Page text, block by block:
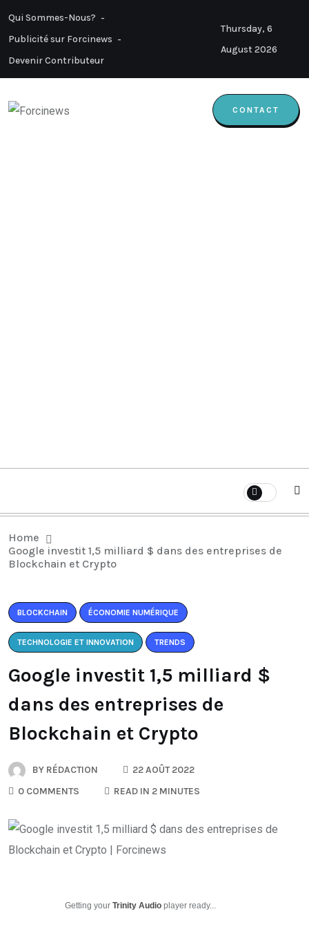
Qui Sommes-Nous?
Publicité sur Forcinews
Devenir Contributeur
Thursday, 6
August 2026
CONTACT
Home
Google investit 1,5 milliard $ dans des entreprises de
Blockchain et Crypto
BLOCKCHAIN ÉCONOMIE NUMÉRIQUE
TECHNOLOGIE ET INNOVATION TRENDS
Google investit 1,5 milliard $
dans des entreprises de
Blockchain et Crypto
BY RÉDACTION
22 AOÛT 2022
0 COMMENTS
READ IN 2 MINUTES
Getting your Trinity Audio player ready...